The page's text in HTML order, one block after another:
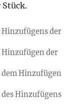
Stück.
der
der
Hinzufügen
Hinzufügens